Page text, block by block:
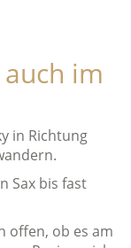
im
in Richtung
Sax bis fast
offen, ob es am